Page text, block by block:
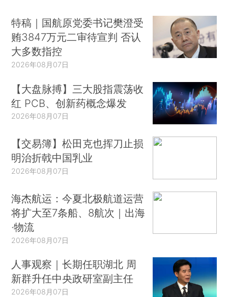
特稿｜国航原党委书记樊澄受
贿3847万元二审待宣判 否认
大多数指控
2026年08月07日
【大盘脉搏】三大股指震荡收
红 PCB、创新药概念爆发
2026年08月07日
【交易簿】松田克也挥刀止损
明治折戟中国乳业
2026年08月07日
海杰航运：今夏北极航道运营
将扩大至7条船、8航次｜出海
·物流
2026年08月07日
人事观察｜长期任职湖北 周
新群升任中央政研室副主任
2026年08月07日